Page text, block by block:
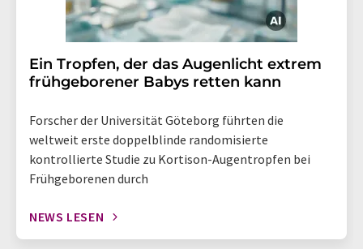
Ein Tropfen, der das Augenlicht extrem
frühgeborener Babys retten kann
Forscher der Universität Göteborg führten die
weltweit erste doppelblinde randomisierte
kontrollierte Studie zu Kortison-Augentropfen bei
Frühgeborenen durch
NEWS LESEN